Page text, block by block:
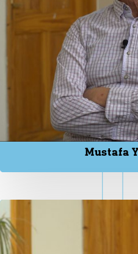
Mustafa